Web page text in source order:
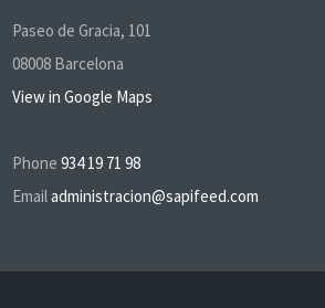
Paseo de Gracia, 101
08008 Barcelona
View in Google Maps
Phone934 19 71 98
Emailadministracion@sapifeed.com